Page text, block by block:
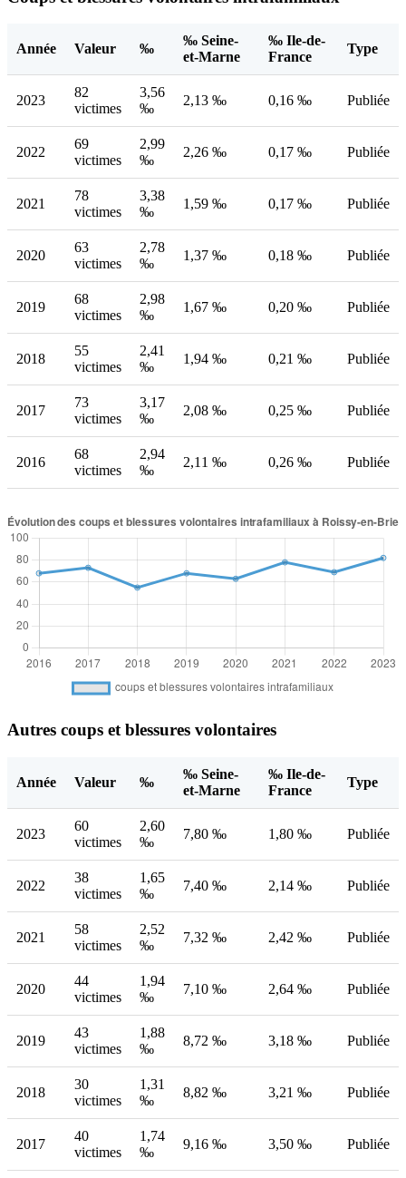
Année Valeur ‰
‰ Seine-
et-Marne
‰ Ile-de-
France
Type
2023
82
victimes
3,56
‰
2,13 ‰ 0,16 ‰ Publiée
2022
69
victimes
2,99
‰
2,26 ‰ 0,17 ‰ Publiée
2021
78
victimes
3,38
‰
1,59 ‰ 0,17 ‰ Publiée
2020
63
victimes
2,78
‰
1,37 ‰ 0,18 ‰ Publiée
2019
68
victimes
2,98
‰
1,67 ‰ 0,20 ‰ Publiée
2018
55
victimes
2,41
‰
1,94 ‰ 0,21 ‰ Publiée
2017
73
victimes
3,17
‰
2,08 ‰ 0,25 ‰ Publiée
2016
68
victimes
2,94
‰
2,11 ‰ 0,26 ‰ Publiée
Autres coups et blessures volontaires
Année Valeur ‰
‰ Seine-
et-Marne
‰ Ile-de-
France
Type
2023
60
victimes
2,60
‰
7,80 ‰ 1,80 ‰ Publiée
2022
38
victimes
1,65
‰
7,40 ‰ 2,14 ‰ Publiée
2021
58
victimes
2,52
‰
7,32 ‰ 2,42 ‰ Publiée
2020
44
victimes
1,94
‰
7,10 ‰ 2,64 ‰ Publiée
2019
43
victimes
1,88
‰
8,72 ‰ 3,18 ‰ Publiée
2018
30
victimes
1,31
‰
8,82 ‰ 3,21 ‰ Publiée
2017
40
victimes
1,74
‰
9,16 ‰ 3,50 ‰ Publiée